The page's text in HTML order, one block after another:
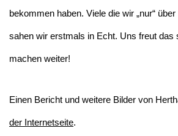
bekommen haben. Viele die wir „nur“
sahen wir erstmals in Echt. Uns freut das
machen weiter!
Einen Bericht und weitere Bilder von
der Internetseite.